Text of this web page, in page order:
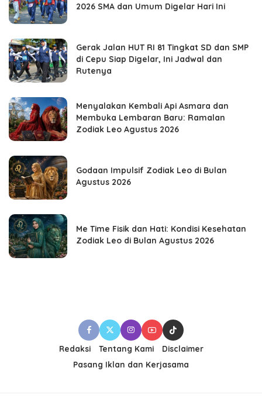
2026 SMA dan Umum Digelar Hari Ini
Gerak Jalan HUT RI 81 Tingkat SD dan SMP
di Cepu Siap Digelar, Ini Jadwal dan
Rutenya
Menyalakan Kembali Api Asmara dan
Membuka Lembaran Baru: Ramalan
Zodiak Leo Agustus 2026
Godaan Impulsif Zodiak Leo di Bulan
Agustus 2026
Me Time Fisik dan Hati: Kondisi Kesehatan
Zodiak Leo di Bulan Agustus 2026
Redaksi Tentang Kami
Disclaimer
Pasang Iklan dan Kerjasama